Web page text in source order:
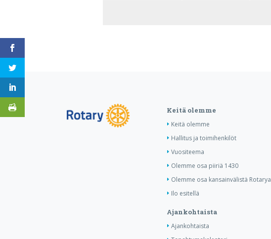
Keitä olemme
Keitä olemme
Hallitus ja toimihenkilöt
Vuositeema
Olemme osa piiriä 1430
Olemme osa kansainvälistä Rotarya
Ilo esitellä
Ajankohtaista
Ajankohtaista